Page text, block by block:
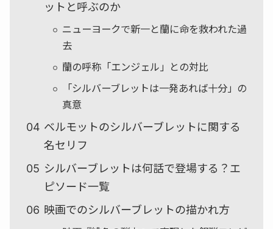
ットと呼ぶのか
ニューヨークで新一と蘭に命を救われた過
去
蘭の呼称「エンジェル」との対比
「シルバーブレットは一発あれば十分」の
真意
ベルモットのシルバーブレットに関する
名セリフ
シルバーブレットは何話で登場する？エ
ピソード一覧
映画でのシルバーブレットの描かれ方